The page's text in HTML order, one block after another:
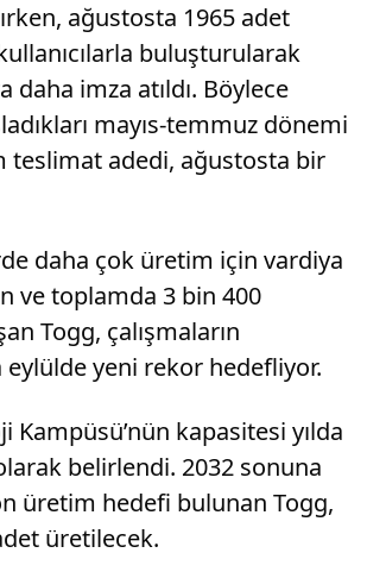
ağustosta 1965 adet
buluşturularak
daha imza atıldı. Böylece
mayıs-temmuz dönemi
teslimat adedi, ağustosta bir
daha çok üretim için vardiya
ve toplamda 3 bin 400
Togg, çalışmaların
eylülde yeni rekor hedefliyor.
Kampüsü’nün kapasitesi yılda
belirlendi. 2032 sonuna
üretim hedefi bulunan Togg,
üretilecek.